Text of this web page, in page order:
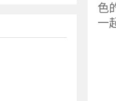
色
一